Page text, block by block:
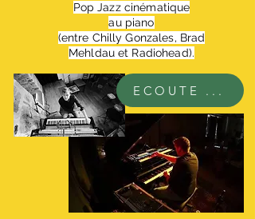
Pop Jazz cinématique
au piano
(entre Chilly Gonzales, Brad
Mehldau et Radiohead).
ECOUTE ...